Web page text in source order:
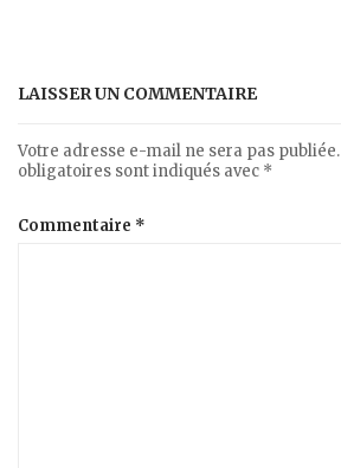
LAISSER UN COMMENTAIRE
Votre adresse e-mail ne sera pas publiée.
obligatoires sont indiqués avec *
Commentaire *